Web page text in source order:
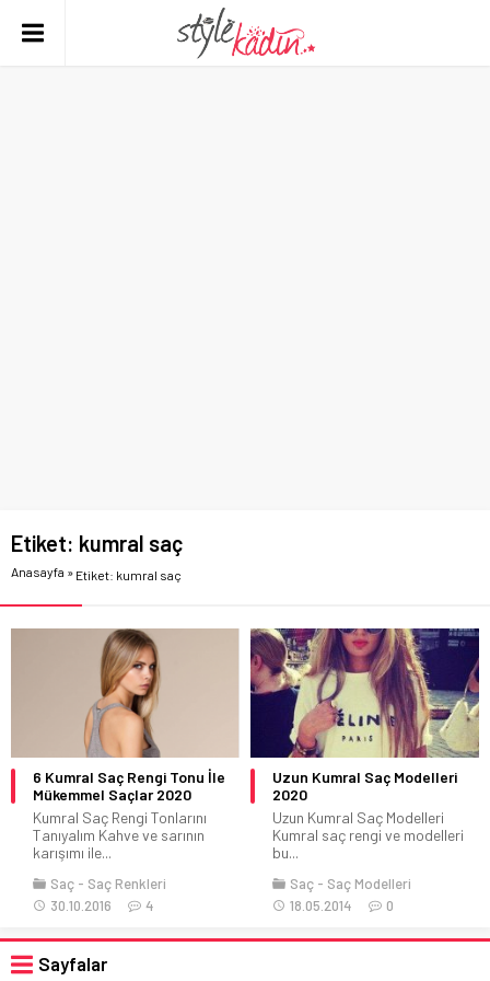
Etiket: kumral saç
Anasayfa » Etiket: kumral saç
6 Kumral Saç Rengi Tonu İle
Mükemmel Saçlar 2020
Kumral Saç Rengi Tonlarını
Tanıyalım Kahve ve sarının
karışımı ile...
Saç
Saç Renkleri
30.10.2016
4
Uzun Kumral Saç Modelleri
2020
Uzun Kumral Saç Modelleri
Kumral saç rengi ve modelleri
bu...
Saç
Saç Modelleri
18.05.2014
0
Sayfalar